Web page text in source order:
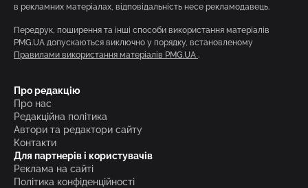
в рекламних матеріалах, відповідальність несе рекламодавець.
Передрук, поширення та інші способи використання матеріалів
PMG.UA допускаються виключно у порядку, встановленому
Правилами використання матеріалів PMG.UA .
Про редакцію
Про нас
Редакційна політика
Автори та редактори сайту
Контакти
Для партнерів і користувачів
Реклама на сайті
Політика конфіденційності